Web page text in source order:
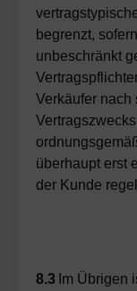
begrenzt,
unbeschränkt
Verkäufer nach
überhaupt erst
der Kunde
8.3 Im Übrigen